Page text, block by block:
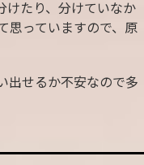
けたり、分けていなか
思っていますので、原
出せるか不安なので多